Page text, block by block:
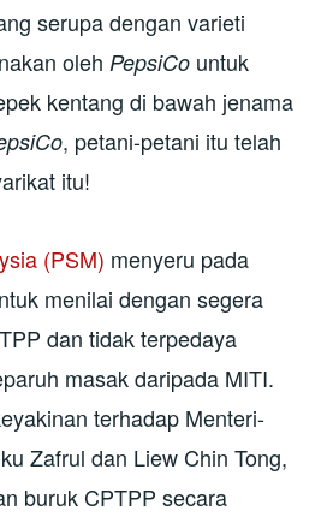
serupa dengan varieti
oleh PepsiCo untuk
kentang di bawah jenama
, petani-petani itu telah
itu!
(PSM) menyeru pada
menilai dengan segera
dan tidak terpedaya
masak daripada MITI.
terhadap Menteri-
Zafrul dan Liew Chin Tong,
buruk CPTPP secara